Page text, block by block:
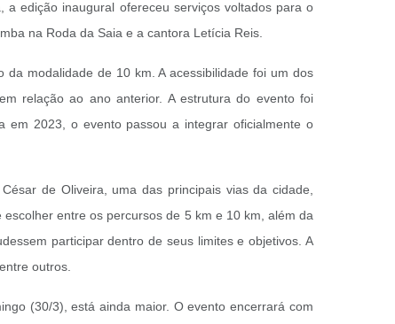
edição inaugural ofereceu serviços voltados para o
na Roda da Saia e a cantora Letícia Reis.
modalidade de 10 km. A acessibilidade foi um dos
relação ao ano anterior. A estrutura do evento foi
em 2023, o evento passou a integrar oficialmente o
de Oliveira, uma das principais vias da cidade,
entre os percursos de 5 km e 10 km, além da
participar dentro de seus limites e objetivos. A
outros.
(30/3), está ainda maior. O evento encerrará com